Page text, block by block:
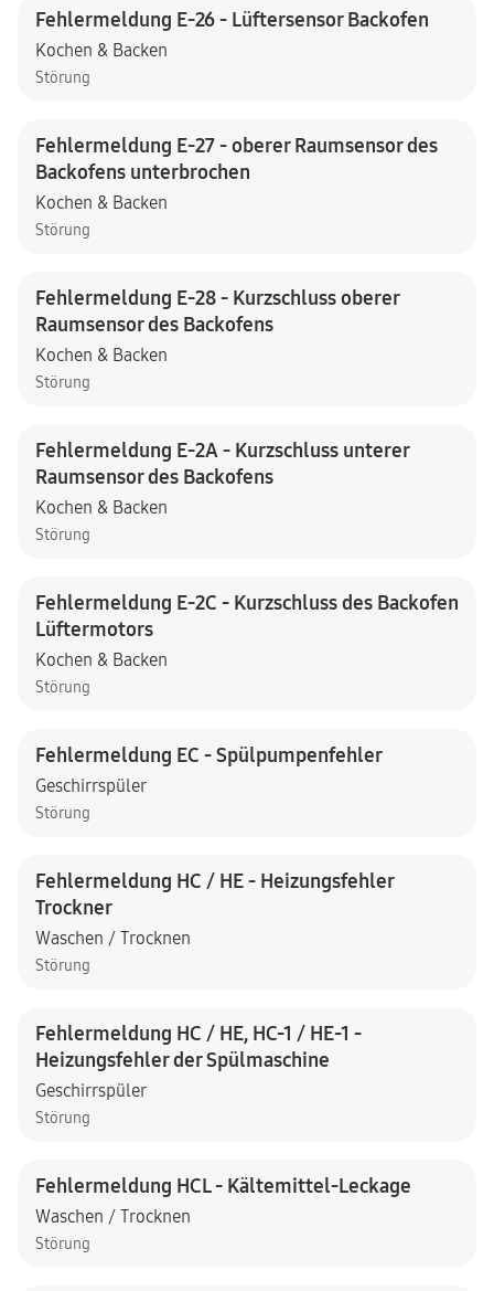
Fehlermeldung E-26 - Lüftersensor Backofen
Kochen & Backen
Störung
Fehlermeldung E-27 - oberer Raumsensor des
Backofens unterbrochen
Kochen & Backen
Störung
Fehlermeldung E-28 - Kurzschluss oberer
Raumsensor des Backofens
Kochen & Backen
Störung
Fehlermeldung E-2A - Kurzschluss unterer
Raumsensor des Backofens
Kochen & Backen
Störung
Fehlermeldung E-2C - Kurzschluss des Backofen
Lüftermotors
Kochen & Backen
Störung
Fehlermeldung EC - Spülpumpenfehler
Geschirrspüler
Störung
Fehlermeldung HC / HE - Heizungsfehler
Trockner
Waschen / Trocknen
Störung
Fehlermeldung HC / HE, HC-1 / HE-1 -
Heizungsfehler der Spülmaschine
Geschirrspüler
Störung
Fehlermeldung HCL - Kältemittel-Leckage
Waschen / Trocknen
Störung